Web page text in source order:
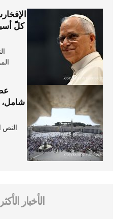
كلّ
شامل،
النص
الأخبار